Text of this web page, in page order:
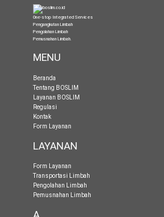
One-stop Integrated Services
Pengangkutan Limbah
Pengolahan Limbah
Pemusnahan Limbah.
MENU
Beranda
Tentang BOSLIM
Layanan BOSLIM
Regulasi
Kontak
Form Layanan
LAYANAN
Form Layanan
Transportasi Limbah
Pengolahan Limbah
Pemusnahan Limbah